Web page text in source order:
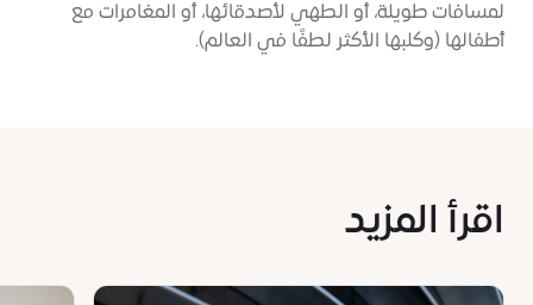
لمسافات طويلة، أو الطهي لأصدقائها، أو المغامرات مع
أطفالها (وكلبها الأكثر لطفًا في العالم).
اقرأ المزيد